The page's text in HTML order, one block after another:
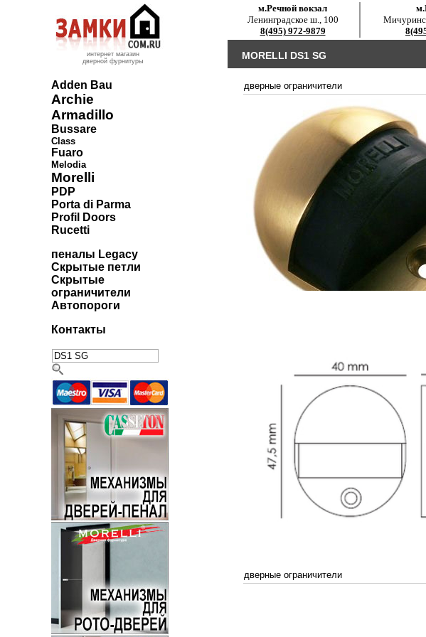
интернет магазин
дверной фурнитуры
Adden Bau
Archie
Armadillo
Bussare
Class
Fuaro
Melodia
Morelli
PDP
Porta di Parma
Profil Doors
Rucetti
пеналы Legacy
Скрытые петли
Скрытые
ограничители
Автопороги
Контакты
м.Речной вокзал
Ленинградское ш., 100
8(495) 972-9879
MORELLI DS1 SG
дверные ограничители
дверные ограничители